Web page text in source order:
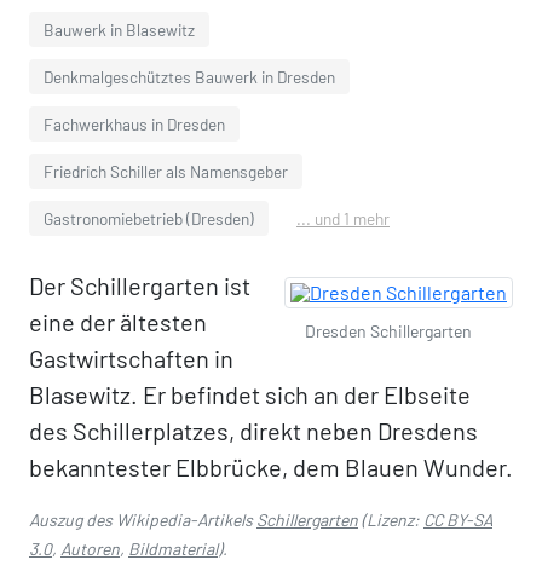
Bauwerk in Blasewitz
Denkmalgeschütztes Bauwerk in Dresden
Fachwerkhaus in Dresden
Friedrich Schiller als Namensgeber
Gastronomiebetrieb (Dresden) ... und 1 mehr
Dresden Schillergarten
Der Schillergarten ist
eine der ältesten
Gastwirtschaften in
Blasewitz. Er befindet sich an der Elbseite
des Schillerplatzes, direkt neben Dresdens
bekanntester Elbbrücke, dem Blauen Wunder.
Auszug des Wikipedia-ArtikelsSchillergarten(Lizenz: CC BY-SA
3.0, Autoren, Bildmaterial).